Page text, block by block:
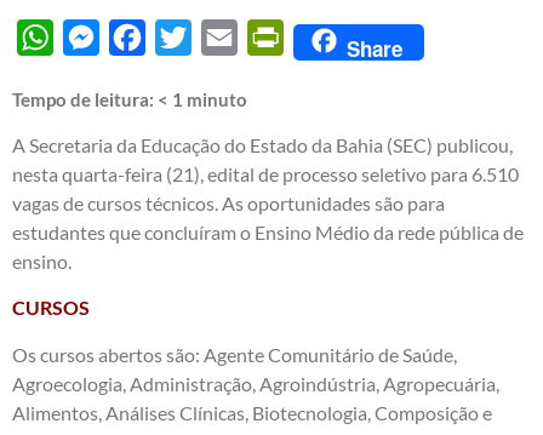
WhatsAppMessengerFacebook
Twitter Email PrintFriendly
Share
Tempo de leitura: < 1 minuto
A Secretaria da Educação do Estado da Bahia (SEC) publicou,
nesta quarta-feira (21), edital de processo seletivo para 6.510
vagas de cursos técnicos. As oportunidades são para
estudantes que concluíram o Ensino Médio da rede pública de
ensino.
CURSOS
Os cursos abertos são: Agente Comunitário de Saúde,
Agroecologia, Administração, Agroindústria, Agropecuária,
Alimentos, Análises Clínicas, Biotecnologia, Composição e